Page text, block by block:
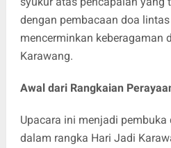
dengan pembacaan doa
mencerminkan keberagaman
Karawang.
Awal dari Rangkaian
Upacara ini menjadi
dalam rangka Hari Jadi